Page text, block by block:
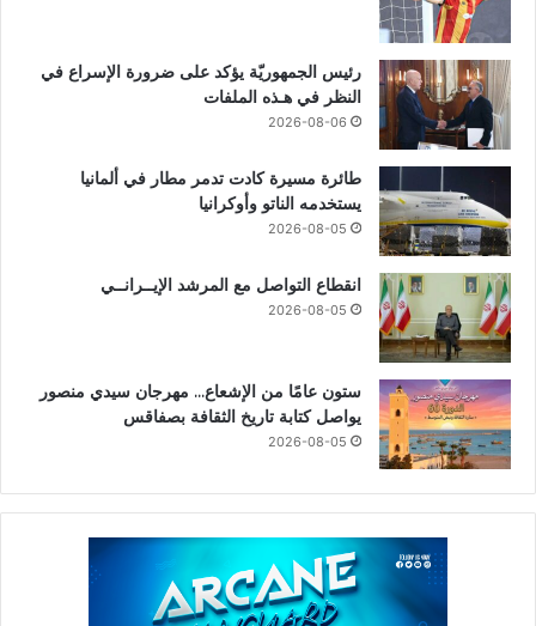
رئيس الجمهوريّة يؤكد على ضرورة الإسراع في
النظر في هـذه الملفات
2026-08-06
طائرة مسيرة كادت تدمر مطار في ألمانيا
يستخدمه الناتو وأوكرانيا
2026-08-05
انقطاع التواصل مع المرشد الإيــرانــي
2026-08-05
ستون عامًا من الإشعاع… مهرجان سيدي منصور
يواصل كتابة تاريخ الثقافة بصفاقس
2026-08-05